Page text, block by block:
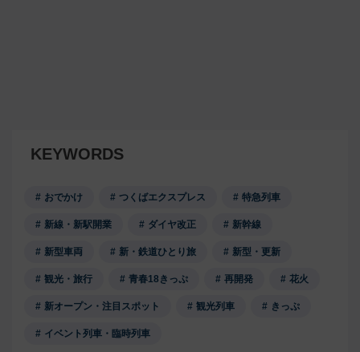
KEYWORDS
おでかけ つくばエクスプレス 特急列車
新線・新駅開業 ダイヤ改正 新幹線
新型車両 新・鉄道ひとり旅 新型・更新
観光・旅行 青春18きっぷ 再開発 花火
新オープン・注目スポット 観光列車 きっぷ
イベント列車・臨時列車